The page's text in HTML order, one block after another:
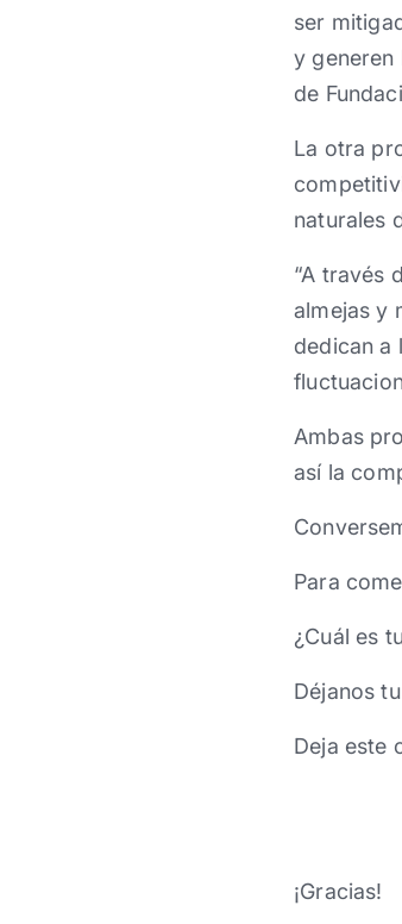
ser
y generen
de
La otra
naturales
“A través
almejas y
dedican a
Ambas
así la
Para
¿Cuál es
Déjanos
Deja este
¡Gracias!